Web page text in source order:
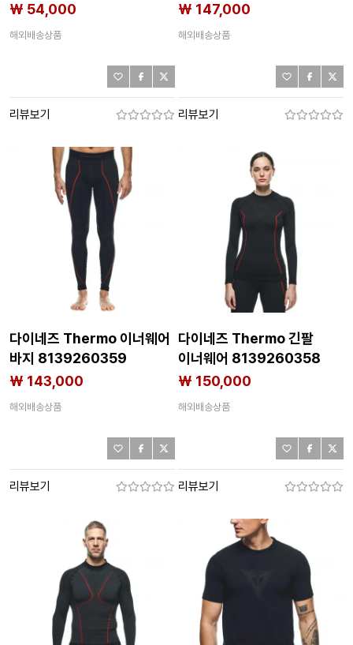
₩ 54,000
해외배송상품
리뷰보기
₩ 147,000
해외배송상품
리뷰보기
다이네즈 Thermo 이너웨어
바지 8139260359
₩ 143,000
해외배송상품
리뷰보기
다이네즈 Thermo 긴팔
이너웨어 8139260358
₩ 150,000
해외배송상품
리뷰보기